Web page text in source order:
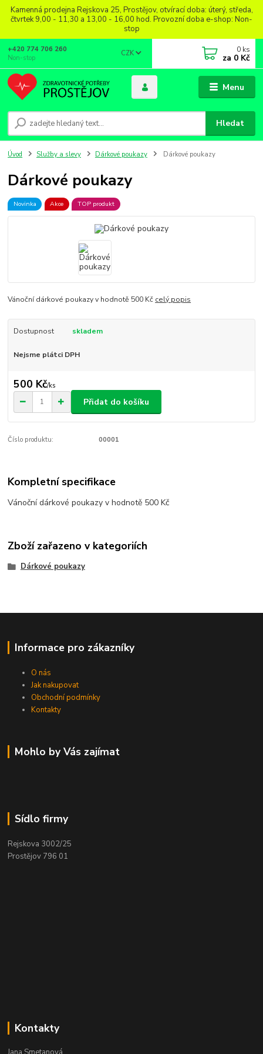
Kamenná prodejna Rejskova 25, Prostějov, otvírací doba: úterý, středa,
čtvrtek 9,00 - 11,30 a 13,00 - 16,00 hod. Provozní doba e-shop: Non-
stop
Menu
CZK
Hledat
+420 774 706 260
Non-stop
0 ks
za 0 Kč
Úvod Služby a slevy Dárkové poukazy Dárkové poukazy
Dárkové poukazy
Novinka Akce TOP produkt
Vánoční dárkové poukazy v hodnotě 500 Kč celý popis
Dostupnost skladem
Nejsme plátci DPH
500 Kč/ks
Přidat do košíku
Číslo produktu: 00001
Kompletní specifikace
Vánoční dárkové poukazy v hodnotě 500 Kč
Zboží zařazeno v kategoriích
Dárkové poukazy
Informace pro zákazníky
O nás
Jak nakupovat
Obchodní podmínky
Kontakty
Mohlo by Vás zajímat
Sídlo firmy
Rejskova 3002/25
Prostějov 796 01
Kontakty